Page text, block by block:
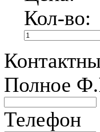
Кол-во:
Полное
Телефон